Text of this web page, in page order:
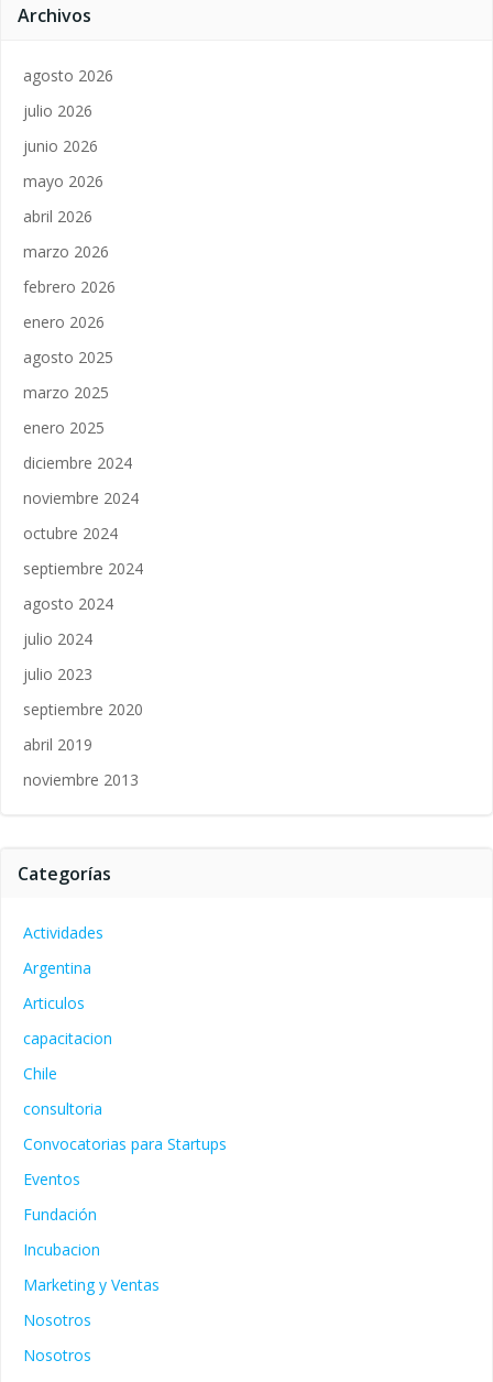
Archivos
agosto 2026
julio 2026
junio 2026
mayo 2026
abril 2026
marzo 2026
febrero 2026
enero 2026
agosto 2025
marzo 2025
enero 2025
diciembre 2024
noviembre 2024
octubre 2024
septiembre 2024
agosto 2024
julio 2024
julio 2023
septiembre 2020
abril 2019
noviembre 2013
Categorías
Actividades
Argentina
Articulos
capacitacion
Chile
consultoria
Convocatorias para Startups
Eventos
Fundación
Incubacion
Marketing y Ventas
Nosotros
Nosotros